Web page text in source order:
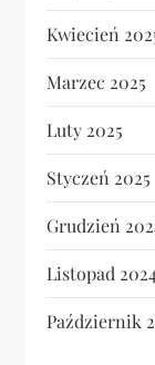
Kwiecień
Marzec 2025
Luty 2025
Styczeń 2025
Grudzień
Listopad
Październik